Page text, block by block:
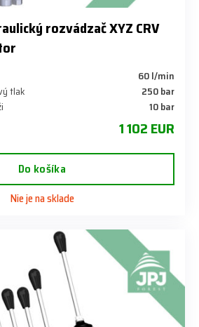
rozvádzač XYZ CRV
60 l/min
tlak
250 bar
10 bar
1 102 EUR
Do košíka
Nie je na sklade